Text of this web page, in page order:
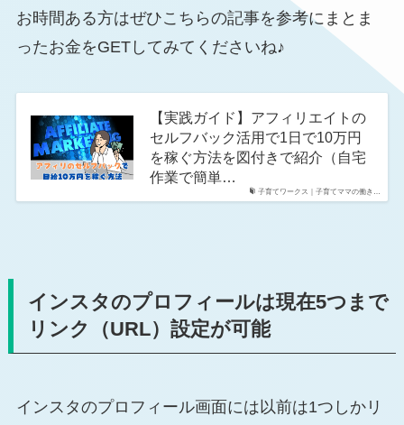
お時間ある方はぜひこちらの記事を参考にまとま
ったお金をGETしてみてくださいね♪
子育てワークス｜子育てママの働き…
【実践ガイド】アフィリエイトの
セルフバック活用で1日で10万円
を稼ぐ方法を図付きで紹介（自宅
作業で簡単…
インスタのプロフィールは現在5つまで
リンク（URL）設定が可能
インスタのプロフィール画面には以前は1つしかリ